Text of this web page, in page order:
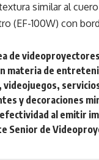
similar al
(EF-100W) con
de
materia de
y decoraciones
al emitir
Senior de